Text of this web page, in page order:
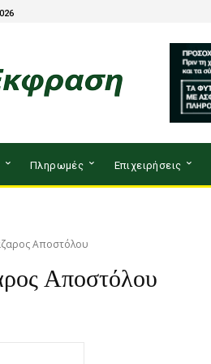
Πληρωμές Επιχειρήσεις
Αποστόλου
Αποστόλου